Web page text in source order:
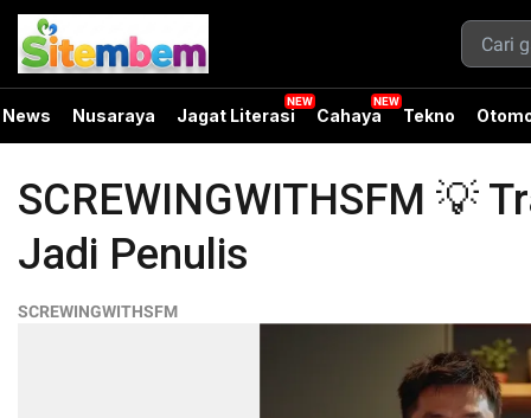
News Nusaraya Jagat Literasi Cahaya Tekno
SCREWINGWITHSFM 💡
Jadi Penulis
SCREWINGWITHSFM